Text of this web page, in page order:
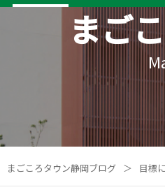
まご
まごころタウン静岡ブログ ＞ 目標